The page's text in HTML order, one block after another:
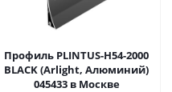
Профиль PLINTUS-H54-2000
BLACK (Arlight, Алюминий)
045433 в Москве